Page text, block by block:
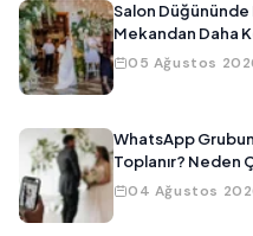
Salon Düğününde
Mekandan Daha
05 Ağustos
WhatsApp
Toplanır? Neden
04 Ağustos